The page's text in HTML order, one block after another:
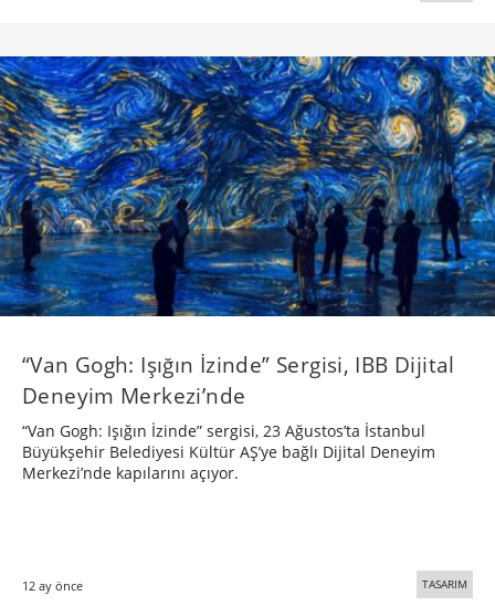
“Van Gogh: Işığın İzinde” Sergisi, IBB Dijital
Deneyim Merkezi’nde
“Van Gogh: Işığın İzinde” sergisi, 23 Ağustos’ta İstanbul
Büyükşehir Belediyesi Kültür AŞ’ye bağlı Dijital Deneyim
Merkezi’nde kapılarını açıyor.
12 ay önce TASARIM